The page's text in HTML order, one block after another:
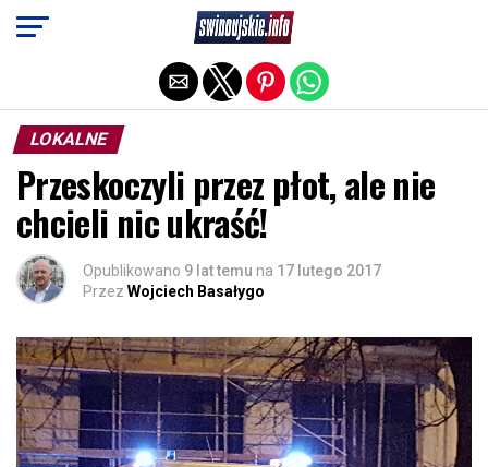
LOKALNE
Przeskoczyli przez płot, ale nie
chcieli nic ukraść!
Opublikowano 9 lat temu na 17 lutego 2017
Przez Wojciech Basałygo
Exit mobile version